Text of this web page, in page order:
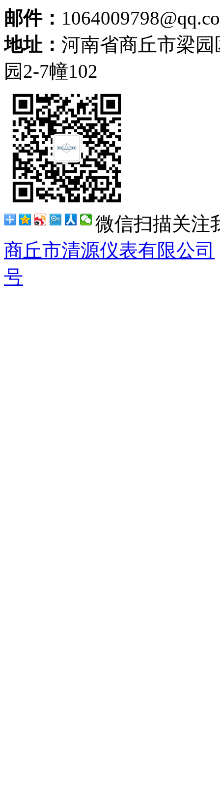
邮件：
地址： 河南省商丘市梁
园2-7幢102
微信扫描关注
商丘市清源仪表有限公司
号